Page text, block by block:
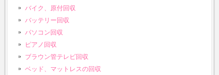
バイク、原付回収
バッテリー回収
パソコン回収
ピアノ回収
ブラウン管テレビ回収
ベッド、マットレスの回収